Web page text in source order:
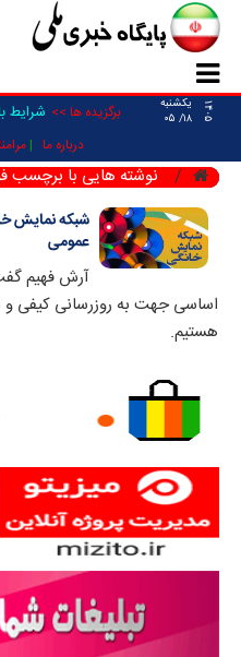
۱۴۰۵
یکشنبه
۱۸/ ۰۵
برگزیده ها >> شرایط
درباره ما
نوشته هایی با برچسب
شبکه نمایش
عمومی
آرش فهیم
اساسی جهت به روزرسانی کیفی
هستیم.